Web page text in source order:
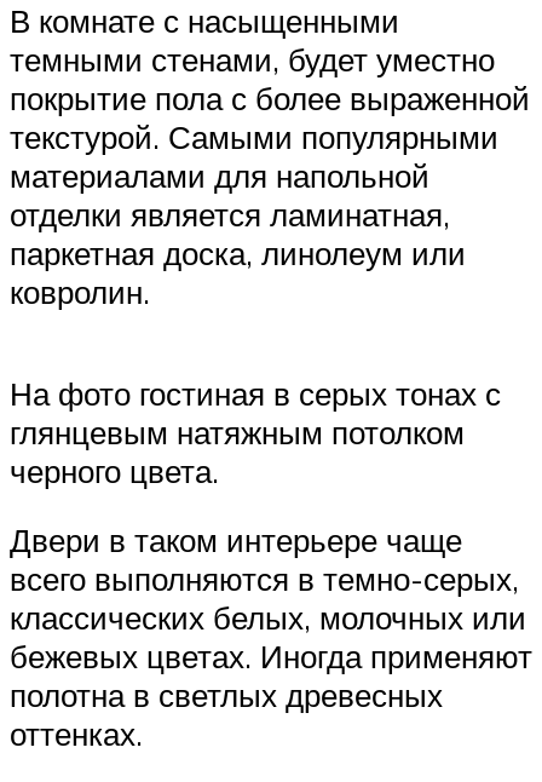
В комнате с насыщенными
темными стенами, будет уместно
покрытие пола с более выраженной
текстурой. Самыми популярными
материалами для напольной
отделки является ламинатная,
паркетная доска, линолеум или
ковролин.
На фото гостиная в серых тонах с
глянцевым натяжным потолком
черного цвета.
Двери в таком интерьере чаще
всего выполняются в темно-серых,
классических белых, молочных или
бежевых цветах. Иногда применяют
полотна в светлых древесных
оттенках.